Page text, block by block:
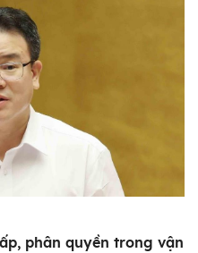
phân quyền trong vận